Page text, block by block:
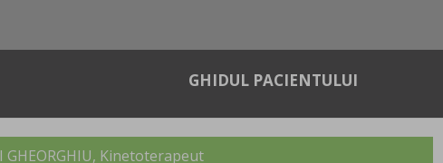
GHIDUL PACIENTULUI
GHEORGHIU, Kinetoterapeut